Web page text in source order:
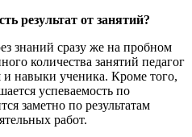
результат от занятий?
знаний сразу же на пробном
количества занятий педагог
и навыки ученика. Кроме того,
успеваемость по
заметно по результатам
работ.